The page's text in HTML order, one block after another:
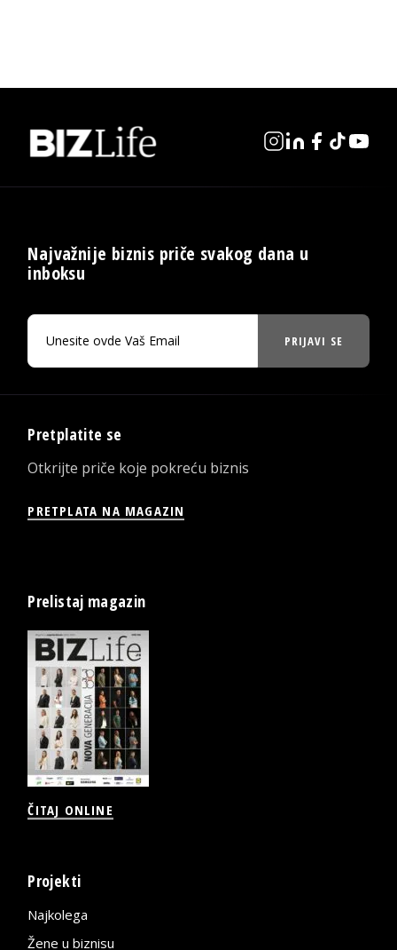
Najvažnije biznis priče svakog dana u
inboksu
PRIJAVI SE
Pretplatite se
Otkrijte priče koje pokreću biznis
PRETPLATA NA MAGAZIN
Prelistaj magazin
ČITAJ ONLINE
Projekti
Najkolega
Žene u biznisu